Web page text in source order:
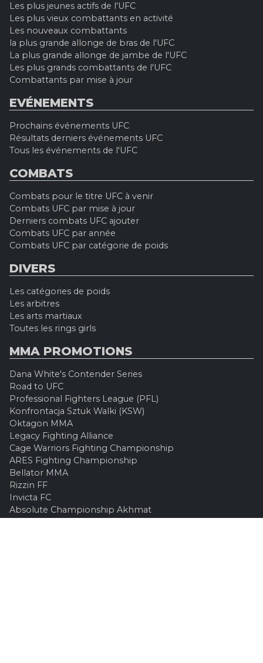
Les plus jeunes actifs de l'UFC
Les plus vieux combattants en activité
Les nouveaux combattants
la plus grande allonge de bras de l'UFC
La plus grande allonge de jambe de l'UFC
Les plus grands combattants de l'UFC
Combattants par mise à jour
EVÉNEMENTS
Prochains événements UFC
Résultats derniers événements UFC
Tous les événements de l'UFC
COMBATS
Combats pour le titre UFC à venir
Combats UFC par mise à jour
Derniers combats UFC ajouter
Combats UFC par année
Combats UFC par catégorie de poids
DIVERS
Les catégories de poids
Les arbitres
Les arts martiaux
Toutes les rings girls
MMA PROMOTIONS
Dana White's Contender Series
Road to UFC
Professional Fighters League (PFL)
Konfrontacja Sztuk Walki (KSW)
Oktagon MMA
Legacy Fighting Alliance
Cage Warriors Fighting Championship
ARES Fighting Championship
Bellator MMA
Rizzin FF
Invicta FC
Absolute Championship Akhmat